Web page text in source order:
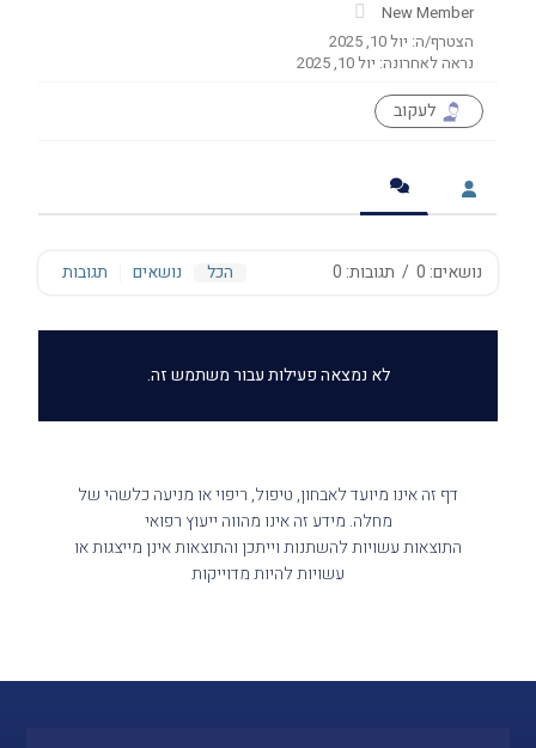
New Member
הצטרף/ה: יול 10, 2025
נראה לאחרונה: יול 10, 2025
לעקוב
נושאים: 0 / תגובות: 0 הכל נושאים תגובות
לא נמצאה פעילות עבור משתמש זה.
דף זה אינו מיועד לאבחון, טיפול, ריפוי או מניעה כלשהי של
מחלה. מידע זה אינו מהווה ייעוץ רפואי
התוצאות עשויות להשתנות וייתכן והתוצאות אינן מייצגות או
עשויות להיות מדוייקות